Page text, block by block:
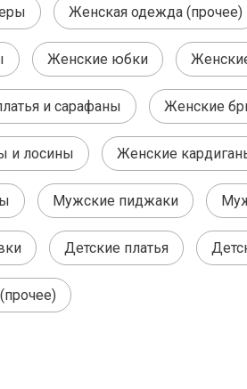
Женская одежда (прочее)
Женские юбки
и сарафаны Женские
и лосины Женские
Мужские пиджаки
Детские платья